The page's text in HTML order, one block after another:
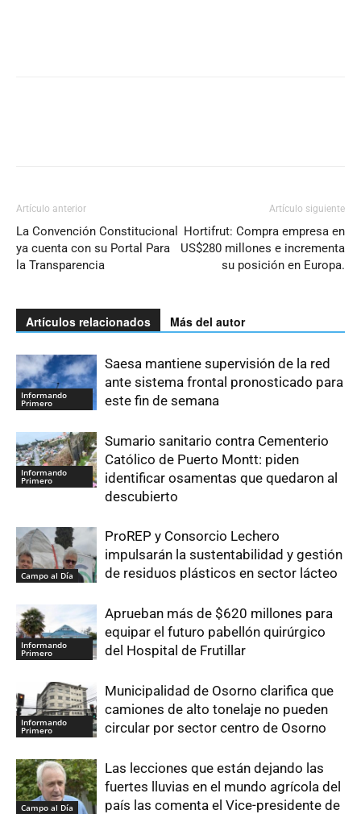
Artículo anterior
La Convención Constitucional
ya cuenta con su Portal Para
la Transparencia
Artículo siguiente
Hortifrut: Compra empresa en
US$280 millones e incrementa
su posición en Europa.
Artículos relacionados Más del autor
Informando
Primero
Saesa mantiene supervisión de la red
ante sistema frontal pronosticado para
este fin de semana
Informando
Primero
Sumario sanitario contra Cementerio
Católico de Puerto Montt: piden
identificar osamentas que quedaron al
descubierto
Campo al Día
ProREP y Consorcio Lechero
impulsarán la sustentabilidad y gestión
de residuos plásticos en sector lácteo
Informando
Primero
Aprueban más de $620 millones para
equipar el futuro pabellón quirúrgico
del Hospital de Frutillar
Informando
Primero
Municipalidad de Osorno clarifica que
camiones de alto tonelaje no pueden
circular por sector centro de Osorno
Campo al Día
Las lecciones que están dejando las
fuertes lluvias en el mundo agrícola del
país las comenta el Vice-presidente de